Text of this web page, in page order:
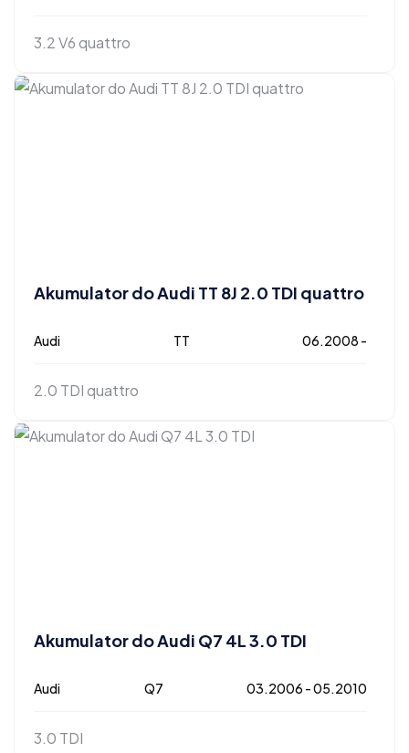
3.2 V6 quattro
Akumulator do Audi TT 8J 2.0 TDI quattro
Audi TT 06.2008 -
2.0 TDI quattro
Akumulator do Audi Q7 4L 3.0 TDI
Audi Q7 03.2006 - 05.2010
3.0 TDI